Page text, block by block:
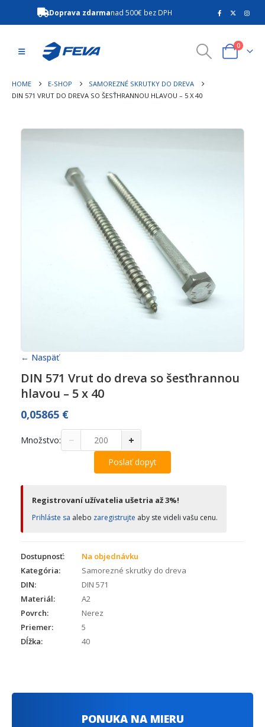
Doprava zdarmanad 500€ bez DPH
0
HOME E-SHOP
SAMOREZNÉ SKRUTKY DO DREVA
DIN 571 VRUT DO DREVA SO ŠESŤHRANNOU HLAVOU – 5 X 40
← Naspäť
DIN 571 Vrut do dreva so šesťhrannou
hlavou – 5 x 40
0,05865 €
Množstvo: − +
Poslať dopyt
Registrovaní užívatelia ušetria až 3%!
Prihláste sa alebo zaregistrujte aby ste videli vašu cenu.
Dostupnosť:
Na objednávku
Kategória:
Samorezné skrutky do dreva
DIN:
DIN 571
Materiál:
A2
Povrch:
Nerez
Priemer:
5
Dĺžka:
40
PONUKA NA MIERU